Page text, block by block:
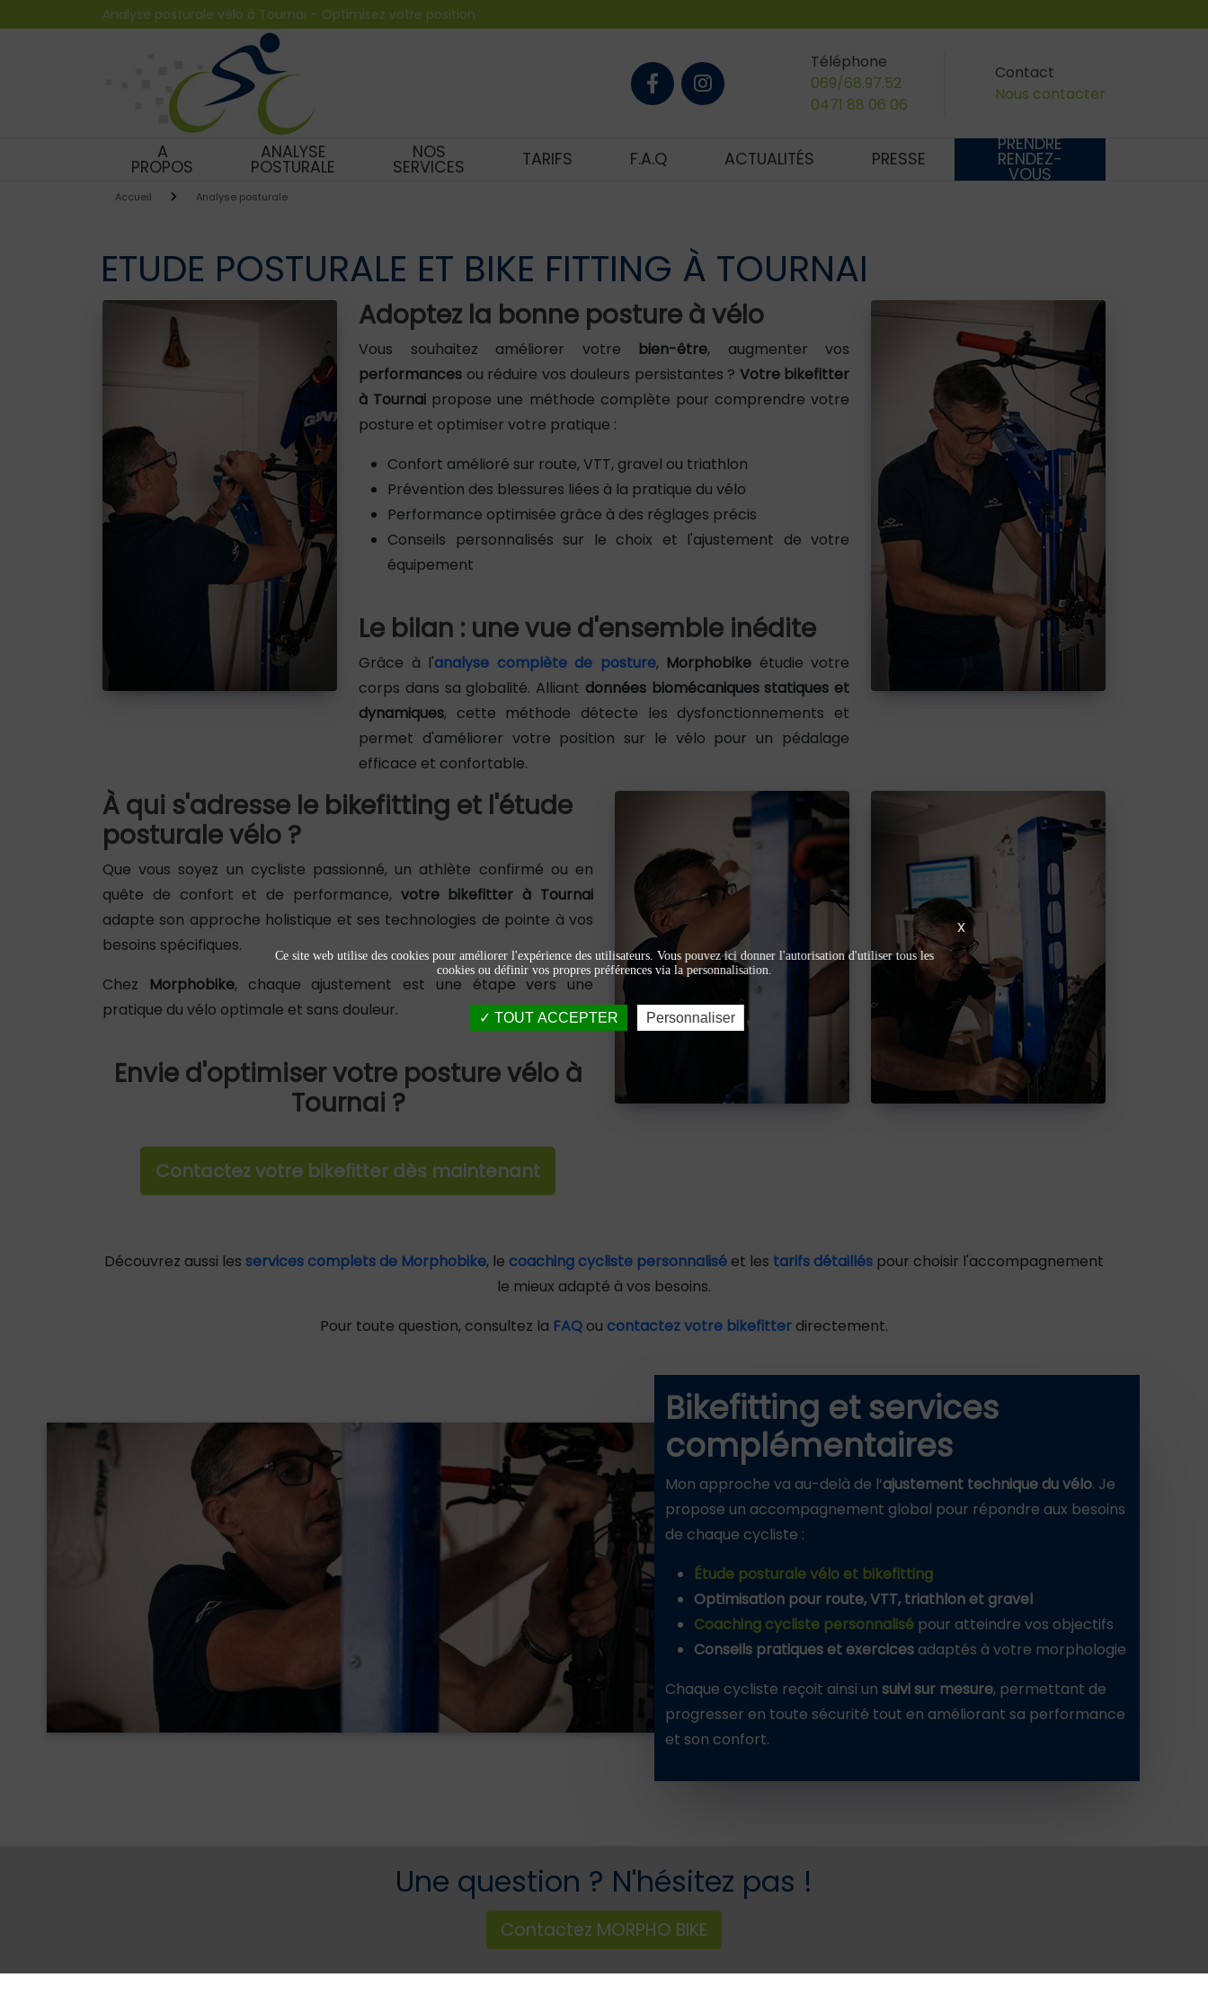
Analyse posturale vélo à Tournai – Optimisez votre position
Téléphone
069/68.97.52
0471 88 06 06
Contact
Nous contacter
A
PROPOS
ANALYSE
POSTURALE
NOS
SERVICES TARIFS F.A.Q ACTUALITÉS PRESSE
PRENDRE
RENDEZ-
VOUS
Accueil Analyse posturale
ETUDE POSTURALE ET BIKE FITTING À TOURNAI
Adoptez la bonne posture à vélo
Vous souhaitez améliorer votre bien-être, augmenter vos
performances ou réduire vos douleurs persistantes ? Votre bikefitter
à Tournai propose une méthode complète pour comprendre votre
posture et optimiser votre pratique :
Confort amélioré sur route, VTT, gravel ou triathlon
Prévention des blessures liées à la pratique du vélo
Performance optimisée grâce à des réglages précis
Conseils personnalisés sur le choix et l'ajustement de votre
équipement
Le bilan : une vue d'ensemble inédite
Grâce à l'analyse complète de posture, Morphobike étudie votre
corps dans sa globalité. Alliant données biomécaniques statiques et
dynamiques, cette méthode détecte les dysfonctionnements et
permet d'améliorer votre position sur le vélo pour un pédalage
efficace et confortable.
À qui s'adresse le bikefitting et l'étude
posturale vélo ?
Que vous soyez un cycliste passionné, un athlète confirmé ou en
quête de confort et de performance, votre bikefitter à Tournai
adapte son approche holistique et ses technologies de pointe à vos
besoins spécifiques.
Chez Morphobike, chaque ajustement est une étape vers une
pratique du vélo optimale et sans douleur.
Envie d'optimiser votre posture vélo à
Tournai ?
Contactez votre bikefitter dès maintenant
Découvrez aussi les services complets de Morphobike, le coaching cycliste personnalisé et les tarifs détaillés pour choisir l'accompagnement
le mieux adapté à vos besoins.
Pour toute question, consultez la FAQ ou contactez votre bikefitter directement.
Bikefitting et services
complémentaires
Mon approche va au-delà de l’ajustement technique du vélo. Je
propose un accompagnement global pour répondre aux besoins
de chaque cycliste :
Étude posturale vélo et bikefitting
Optimisation pour route, VTT, triathlon et gravel
Coaching cycliste personnalisé pour atteindre vos objectifs
Conseils pratiques et exercices adaptés à votre morphologie
Chaque cycliste reçoit ainsi un suivi sur mesure, permettant de
progresser en toute sécurité tout en améliorant sa performance
et son confort.
Une question ? N'hésitez pas !
Contactez MORPHO BIKE
Panneau de gestion des cookies
X
Ce site web utilise des cookies pour améliorer l'expérience des utilisateurs. Vous pouvez ici donner l'autorisation d'utiliser tous les
cookies ou définir vos propres préférences via la personnalisation.
TOUT ACCEPTER Personnaliser